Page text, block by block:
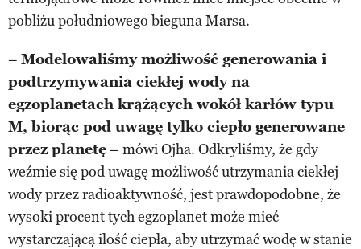
pobliżu południowego bieguna Marsa.
– Modelowaliśmy możliwość generowania i
podtrzymywania ciekłej wody na
egzoplanetach krążących wokół karłów typu
M, biorąc pod uwagę tylko ciepło generowane
przez planetę– mówi Ojha. Odkryliśmy, że gdy
weźmie się pod uwagę możliwość utrzymania ciekłej
wody przez radioaktywność, jest prawdopodobne, że
wysoki procent tych egzoplanet może mieć
wystarczającą ilość ciepła, aby utrzymać wodę w stanie